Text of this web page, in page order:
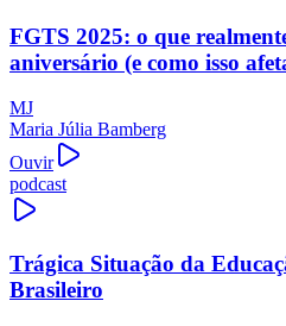
FGTS 2025: o que
aniversário (e como isso
MJ
Maria Júlia Bamberg
Ouvir
podcast
Trágica Situação da
Brasileiro